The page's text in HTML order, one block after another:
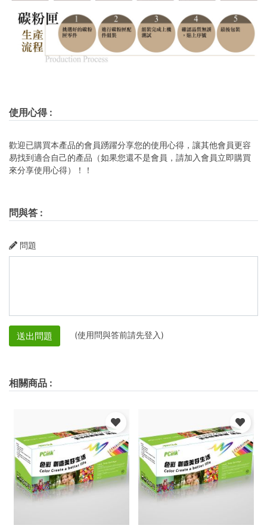
使用心得:
歡迎已購買本產品的會員踴躍分享您的使用心得，讓其他會員更容
易找到適合自己的產品（如果您還不是會員，請加入會員立即購買
來分享使用心得）！！
問與答 :
問題
送出問題 (使用問與答前請先登入)
相關商品 :